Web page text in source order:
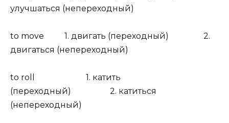
улучшаться (непереходный)
to move 1. двигать (переходный) 2.
двигаться (непереходный)
to roll 1. катить
(переходный) 2. катиться
(непереходный)